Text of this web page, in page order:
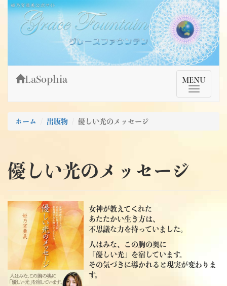
Skip
content
姫乃宮亜美公式サイト～Grace Fountain～
グレースファウンテン
TMenu
MENU
LaSophia
ホーム 出版物 優しい光のメッセージ
優しい光のメッセージ
女神が教えてくれた
あたたかい生き方は、
不思議な力を持っていました。
人はみな、この胸の奥に
「優しい光」を宿しています。
その気づきに導かれると現実が変わりま
す。